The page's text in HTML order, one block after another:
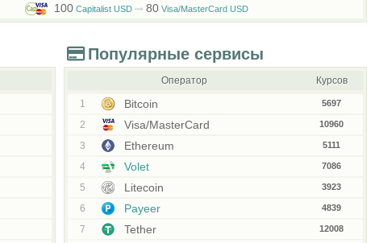
100Capitalist USD 80Visa/MasterCard USD
Популярные сервисы
Оператор Курсов
1 Bitcoin 5697
2 Visa/MasterCard 10960
3 Ethereum 5111
4 Volet 7086
5 Litecoin 3923
6 Payeer 4839
7 Tether 12008